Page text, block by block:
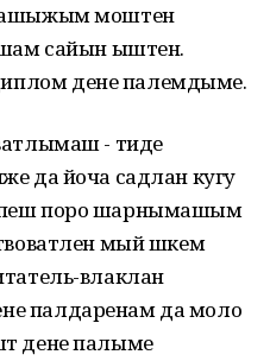
моштен
сайын ыштен.
дене палемдыме.
- тиде
да йоча садлан кугу
поро шарнымашым
мый шкем
влаклан
палдаренам да моло
дене палыме